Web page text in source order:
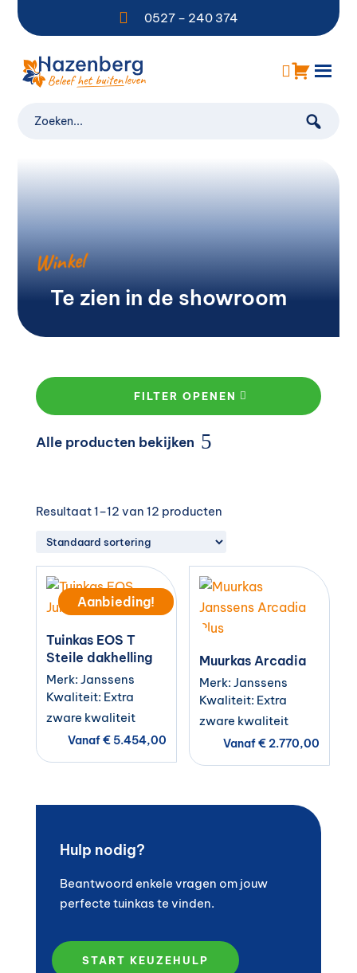
 0527 – 240 374
Winkel
Te zien in de showroom
FILTER OPENEN
Alle producten bekijken
Resultaat 1–12 van 12 producten
Aanbieding!
Tuinkas EOS T
Steile dakhelling
Merk: Janssens
Kwaliteit: Extra
zware kwaliteit
Vanaf€5.454,00
Muurkas Arcadia
Merk: Janssens
Kwaliteit: Extra
zware kwaliteit
Vanaf€2.770,00
Hulp nodig?
Beantwoord enkele vragen om jouw
perfecte tuinkas te vinden.
START KEUZEHULP